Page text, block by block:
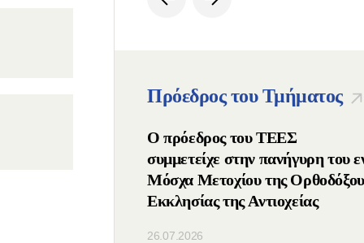
Πρόεδρος του Τμήματος
Ο πρόεδρος του ΤΕΕΣ
συμμετείχε στην πανήγυρη του
Μόσχα Μετοχίου της Ορθοδόξου
Εκκλησίας της Αντιοχείας
26.07.2026